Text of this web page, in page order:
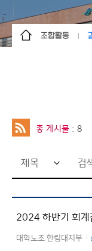
조합활동
총 게시물 : 8
검
색
어
입
력
2024 하반기 회계
대학노조 한림대지부